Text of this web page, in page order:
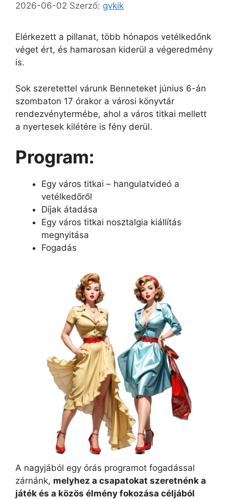
2026-06-02 Szerző: gvkik
Elérkezett a pillanat, több hónapos vetélkedőnk
véget ért, és hamarosan kiderül a végeredmény
is.
Sok szeretettel várunk Benneteket június 6-án
szombaton 17 órakor a városi könyvtár
rendezvénytermébe, ahol a város titkai mellett
a nyertesek kilétére is fény derül.
Program:
Egy város titkai – hangulatvideó a
vetélkedőről
Díjak átadása
Egy város titkai nosztalgia kiállítás
megnyitása
Fogadás
A nagyjából egy órás programot fogadással
zárnánk, melyhez a csapatokat szeretnénk a
játék és a közös élmény fokozása céljából